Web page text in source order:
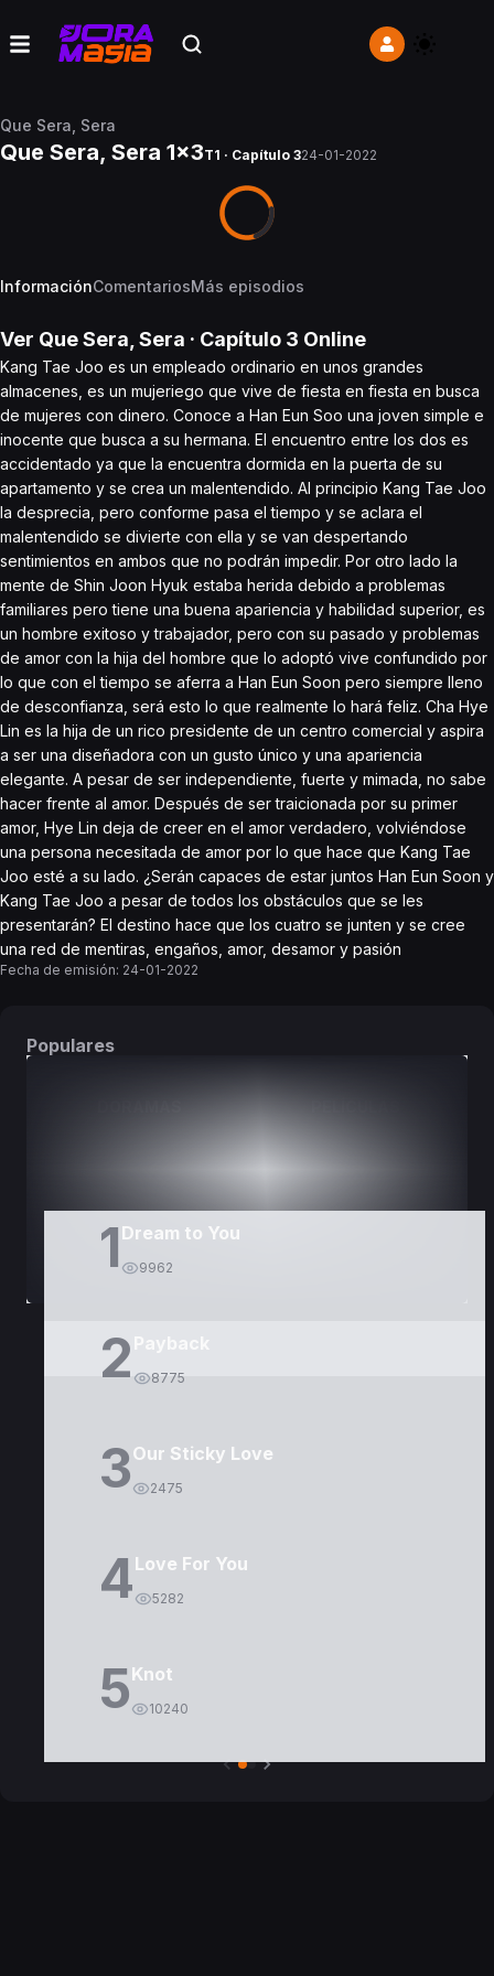
Que Sera, Sera
Que Sera, Sera 1x3T1 · Capítulo 324-01-2022
InformaciónComentariosMás episodios
Ver Que Sera, Sera · Capítulo 3 Online
Kang Tae Joo es un empleado ordinario en unos grandes
almacenes, es un mujeriego que vive de fiesta en fiesta en busca
de mujeres con dinero. Conoce a Han Eun Soo una joven simple e
inocente que busca a su hermana. El encuentro entre los dos es
accidentado ya que la encuentra dormida en la puerta de su
apartamento y se crea un malentendido. Al principio Kang Tae Joo
la desprecia, pero conforme pasa el tiempo y se aclara el
malentendido se divierte con ella y se van despertando
sentimientos en ambos que no podrán impedir. Por otro lado la
mente de Shin Joon Hyuk estaba herida debido a problemas
familiares pero tiene una buena apariencia y habilidad superior, es
un hombre exitoso y trabajador, pero con su pasado y problemas
de amor con la hija del hombre que lo adoptó vive confundido por
lo que con el tiempo se aferra a Han Eun Soon pero siempre lleno
de desconfianza, será esto lo que realmente lo hará feliz. Cha Hye
Lin es la hija de un rico presidente de un centro comercial y aspira
a ser una diseñadora con un gusto único y una apariencia
elegante. A pesar de ser independiente, fuerte y mimada, no sabe
hacer frente al amor. Después de ser traicionada por su primer
amor, Hye Lin deja de creer en el amor verdadero, volviéndose
una persona necesitada de amor por lo que hace que Kang Tae
Joo esté a su lado. ¿Serán capaces de estar juntos Han Eun Soon y
Kang Tae Joo a pesar de todos los obstáculos que se les
presentarán? El destino hace que los cuatro se junten y se cree
una red de mentiras, engaños, amor, desamor y pasión
Fecha de emisión: 24-01-2022
Populares
1 Dream to You
9962
2 8775
3Our Sticky Love
2475
4Love For You
5282
5Knot
10240